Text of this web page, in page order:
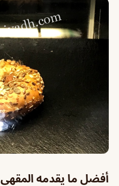
أفضل ما يقدمه المقهى